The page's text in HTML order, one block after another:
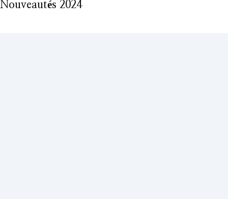
Nouveautés 2024